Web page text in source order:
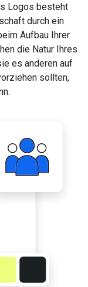
Logos besteht
durch ein
Aufbau Ihrer
die Natur Ihres
es anderen auf
sollten,